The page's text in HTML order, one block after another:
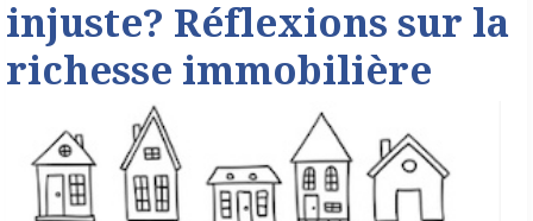
injuste? Réflexions sur la
richesse immobilière